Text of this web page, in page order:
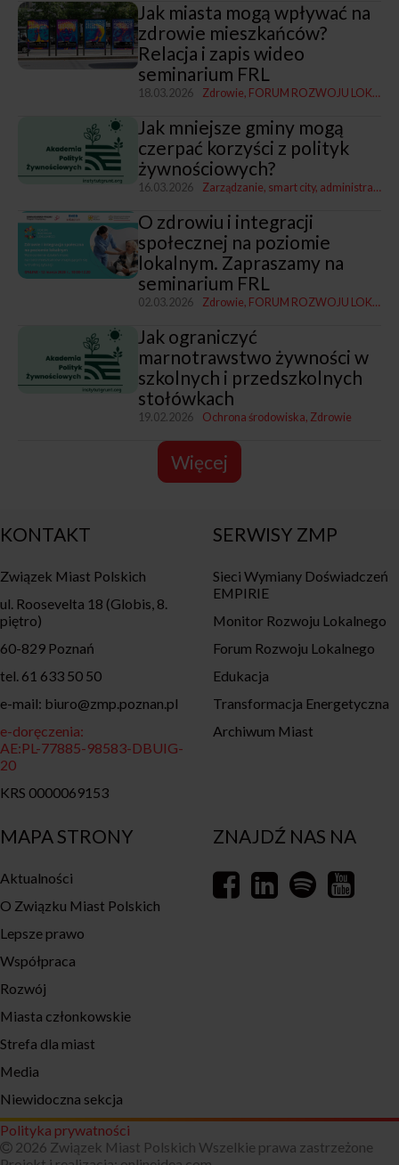
Jak miasta mogą wpływać na
zdrowie mieszkańców?
Relacja i zapis wideo
seminarium FRL
18.03.2026 Zdrowie FORUM ROZWOJU LOKALNEGO
Jak mniejsze gminy mogą
czerpać korzyści z polityk
żywnościowych?
16.03.2026 Zarządzanie, smart city, administracja
O zdrowiu i integracji
społecznej na poziomie
lokalnym. Zapraszamy na
seminarium FRL
02.03.2026 Zdrowie FORUM ROZWOJU LOKALNEGO
Jak ograniczyć
marnotrawstwo żywności w
szkolnych i przedszkolnych
stołówkach
19.02.2026 Ochrona środowiska Zdrowie
Więcej
MAPA STRONY
Aktualności
O Związku Miast Polskich
Lepsze prawo
Współpraca
Rozwój
Miasta członkowskie
Strefa dla miast
Media
Niewidoczna sekcja
KONTAKT
Związek Miast Polskich
ul. Roosevelta 18 (Globis, 8.
piętro)
60-829 Poznań
tel. 61 633 50 50
e-mail: biuro@zmp.poznan.pl
e-doręczenia:
AE:PL-77885-98583-DBUIG-
20
KRS 0000069153
SERWISY ZMP
Sieci Wymiany Doświadczeń
EMPIRIE
Monitor Rozwoju Lokalnego
Forum Rozwoju Lokalnego
Edukacja
Transformacja Energetyczna
Archiwum Miast
ZNAJDŹ NAS NA
Polityka prywatności
2026 Związek Miast Polskich Wszelkie prawa zastrzeżone